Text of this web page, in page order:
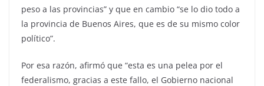
peso a las provincias” y que en cambio “se lo dio todo a
la provincia de Buenos Aires, que es de su mismo color
político”.
Por esa razón, afirmó que “esta es una pelea por el
federalismo, gracias a este fallo, el Gobierno nacional